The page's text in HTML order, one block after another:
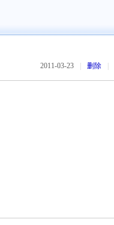
2011-03-23 删除